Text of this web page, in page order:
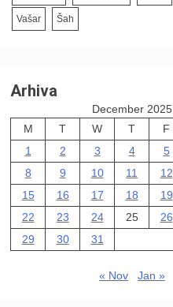
Vašar Šah
Arhiva
December 2025
M
T W T F
1
2 3 4 5
8
9 10 11 12
15
16 17 18 19
22
23 24 25 26
29
30 31
« Nov Jan »